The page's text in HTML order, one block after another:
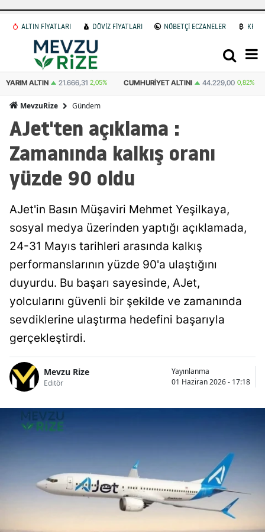
ALTIN FİYATLARI DÖVİZ FİYATLARI NÖBETÇİ ECZANELER
YARIM ALTIN 21.666,31 2,05% CUMHURIYET ALTINI 44.229,00 0,82%
MevzuRize Gündem
AJet'ten açıklama :
Zamanında kalkış oranı
yüzde 90 oldu
AJet'in Basın Müşaviri Mehmet Yeşilkaya,
sosyal medya üzerinden yaptığı açıklamada,
24-31 Mayıs tarihleri arasında kalkış
performanslarının yüzde 90'a ulaştığını
duyurdu. Bu başarı sayesinde, AJet,
yolcularını güvenli bir şekilde ve zamanında
sevdiklerine ulaştırma hedefini başarıyla
gerçekleştirdi.
Mevzu Rize
Editör
Yayınlanma
01 Haziran 2026 - 17:18